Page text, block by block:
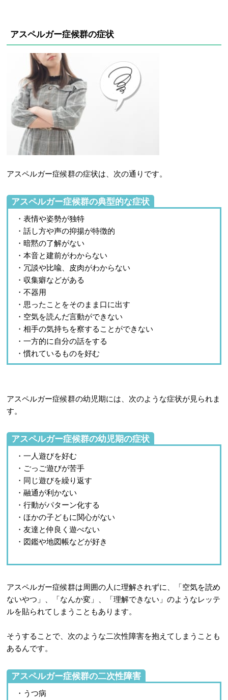
アスペルガー症候群の症状
アスペルガー症候群の症状は、次の通りです。
アスペルガー症候群の典型的な症状
・表情や姿勢が独特
・話し方や声の抑揚が特徴的
・暗黙の了解がない
・本音と建前がわからない
・冗談や比喩、皮肉がわからない
・収集癖などがある
・不器用
・思ったことをそのまま口に出す
・空気を読んだ言動ができない
・相手の気持ちを察することができない
・一方的に自分の話をする
・慣れているものを好む
アスペルガー症候群の幼児期には、次のような症状が見られま
す。
アスペルガー症候群の幼児期の症状
・一人遊びを好む
・ごっご遊びが苦手
・同じ遊びを繰り返す
・融通が利かない
・行動がパターン化する
・ほかの子どもに関心がない
・友達と仲良く遊べない
・図鑑や地図帳などが好き
アスペルガー症候群は周囲の人に理解されずに、「空気を読め
ないやつ」、「なんか変」、「理解できない」のようなレッテ
ルを貼られてしまうこともあります。
そうすることで、次のような二次性障害を抱えてしまうことも
あるんです。
アスペルガー症候群の二次性障害
・うつ病